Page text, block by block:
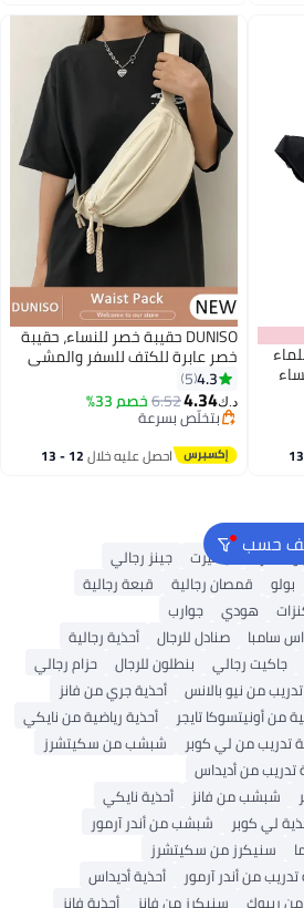
12 - 13
DUNISO حقيبة خصر للنساء، حقيبة
خصر عابرة للكتف للسفر والمشي
والجري والتسلق وركوب الدراجات،
حقيبة فخذ وحقيبة صدر بحزام قابل
للتعديل للتمارين الرياضية واللياقة
البدنية والسفر والعمل والتنقل
4.3
5
د.ك‏4.34
6.52خصم 33%
بتخلّص بسرعة
بتخلّص بسرعة
احصل عليه خلال 12 - 13
حسب تيشيرت
جينز رجالي
بولو قمصان رجالية
قبعة رجالية
هودي
جوارب
سامبا صنادل للرجال
أحذية رجالية
جاكيت رجالي بنطلون للرجال
حزام رجالي
من نيو بالانس
أحذية جري من فانز
من أونيتسوكا تايجر
أحذية رياضية من نايكي
تدريب من لي كوبر
شبشب من سكيتشرز
تدريب من أديداس
شبشب من فانز
أحذية نايكي
لي كوبر
شبشب من أندر آرمور
سنيكرز من سكيتشرز
تدريب من أندر آرمور
أحذية أديداس
ريبوك سنيكرز من فانز
أحذية فانز